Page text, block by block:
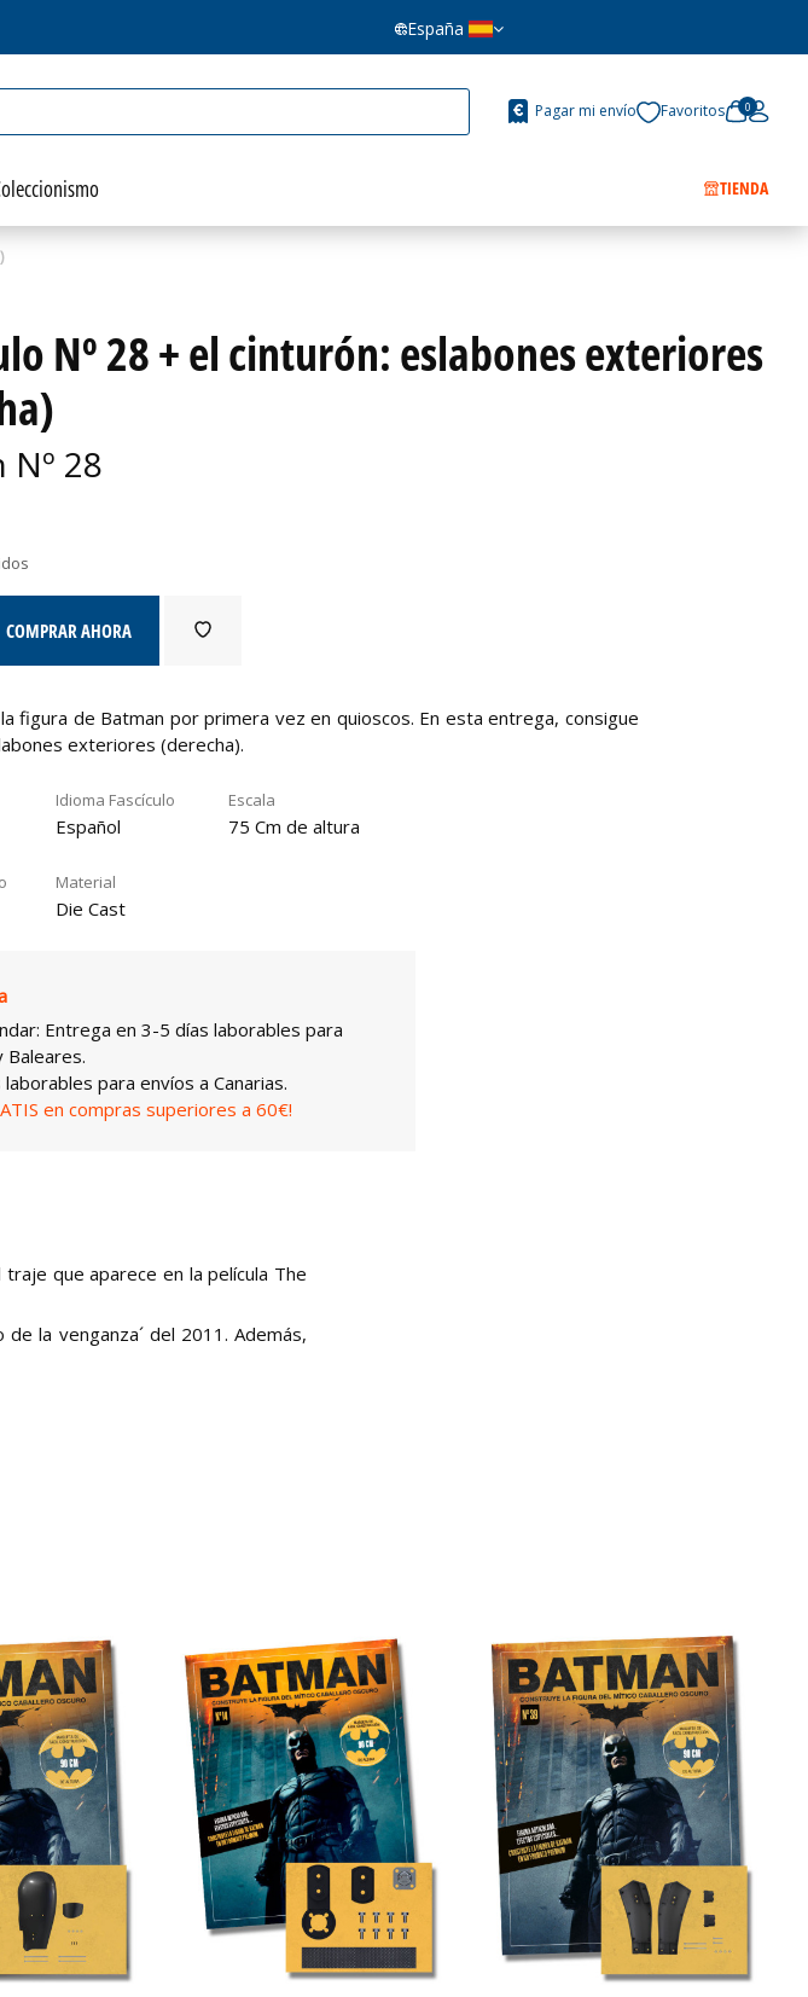
España
Pagar mi envío Favoritos 0
TIENDA
Nº 28 + el cinturón: eslabones exteriores
Nº 28
COMPRAR AHORA
figura de Batman por primera vez en quioscos. En esta entrega, consigue
exteriores (derecha).
Idioma Fascículo
Español
Escala
75 Cm de altura
Material
Die Cast
Entrega en 3-5 días laborables para
Baleares.
para envíos a Canarias.
en compras superiores a 60€!
que aparece en la película The
la venganza´ del 2011. Además,